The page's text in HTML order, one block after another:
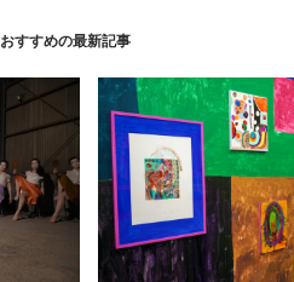
おすすめの最新記事